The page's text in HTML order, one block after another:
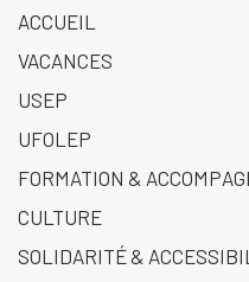
ACCUEIL
VACANCES
USEP
UFOLEP
FORMATION &
CULTURE
SOLIDARITÉ &